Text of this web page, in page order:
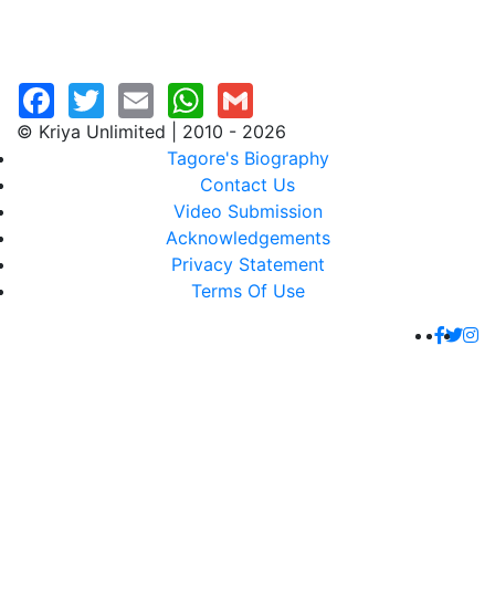
© Kriya Unlimited | 2010 - 2026
Tagore's Biography
Contact Us
Video Submission
Acknowledgements
Privacy Statement
Terms Of Use